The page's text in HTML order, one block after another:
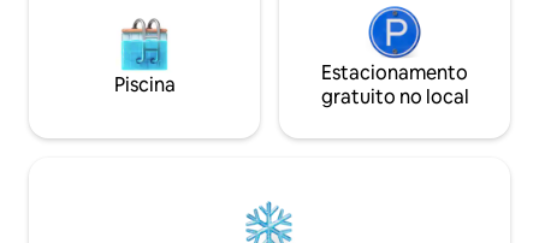
Piscina
Estacionamento
gratuito no local